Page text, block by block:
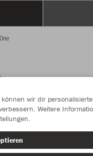
wir dir personalisierte
Weitere